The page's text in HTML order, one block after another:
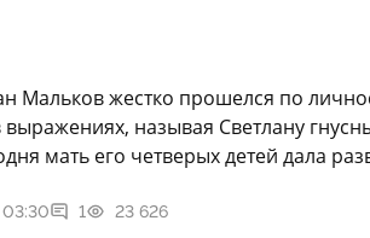
Мальков жестко прошелся по
выражениях, называя Светлану
мать его четверых детей дала
03:30 1 23 626